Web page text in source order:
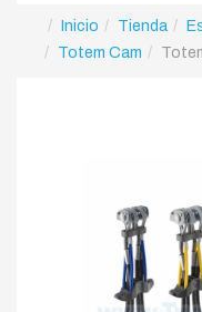
Inicio Tienda
Totem Cam